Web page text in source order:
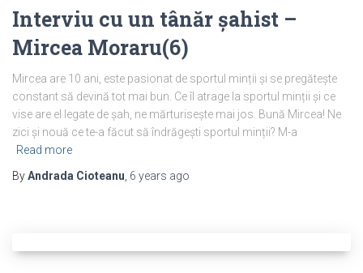
Interviu cu un tânăr șahist –
Mircea Moraru(6)
Mircea are 10 ani, este pasionat de sportul minții și se pregătește
constant să devină tot mai bun. Ce îl atrage la sportul minții și ce
vise are el legate de șah, ne mărturisește mai jos. Bună Mircea! Ne
zici și nouă ce te-a făcut să îndrăgești sportul minții? M-a
Read more
ByAndrada Cioteanu, 6 years ago